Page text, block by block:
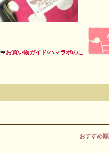
⇒お買い物ガイド/ハマラボのこ
おすすめ順